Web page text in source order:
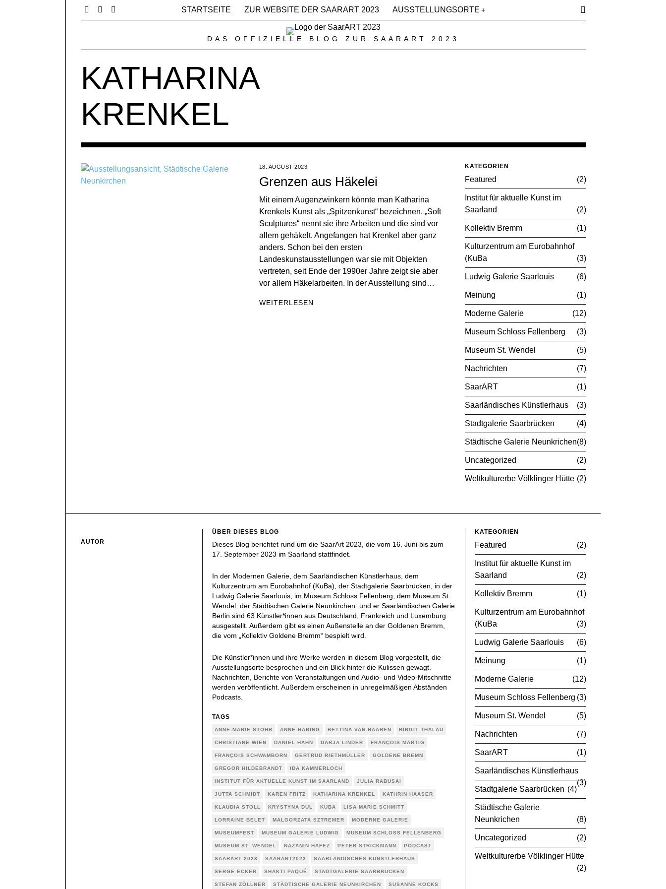
STARTSEITE ZUR WEBSITE DER SAARART 2023 AUSSTELLUNGSORTE
DAS OFFIZIELLE BLOG ZUR SAARART 2023
KATHARINA
KRENKEL
18. AUGUST 2023
Grenzen aus Häkelei
Mit einem Augenzwinkern könnte man Katharina
Krenkels Kunst als „Spitzenkunst“ bezeichnen. „Soft
Sculptures“ nennt sie ihre Arbeiten und die sind vor
allem gehäkelt. Angefangen hat Krenkel aber ganz
anders. Schon bei den ersten
Landeskunstausstellungen war sie mit Objekten
vertreten, seit Ende der 1990er Jahre zeigt sie aber
vor allem Häkelarbeiten. In der Ausstellung sind…
WEITERLESEN
KATEGORIEN
Featured 2
Institut für aktuelle Kunst im
Saarland
2
Kollektiv Bremm 1
Kulturzentrum am Eurobahnhof
(KuBa
3
Ludwig Galerie Saarlouis 6
Meinung 1
Moderne Galerie 12
Museum Schloss Fellenberg 3
Museum St. Wendel 5
Nachrichten 7
SaarART 1
Saarländisches Künstlerhaus 3
Stadtgalerie Saarbrücken 4
Städtische Galerie Neunkrichen 8
Uncategorized 2
Weltkulturerbe Völklinger Hütte 2
AUTOR
ÜBER DIESES BLOG
Dieses Blog berichtet rund um die SaarArt 2023, die vom 16. Juni bis zum
17. September 2023 im Saarland stattfindet.
In der Modernen Galerie, dem Saarländischen Künstlerhaus, dem
Kulturzentrum am Eurobahnhof (KuBa), der Stadtgalerie Saarbrücken, in der
Ludwig Galerie Saarlouis, im Museum Schloss Fellenberg, dem Museum St.
Wendel, der Städtischen Galerie Neunkirchen und er Saarländischen Galerie
Berlin sind 63 Künstler*innen aus Deutschland, Frankreich und Luxemburg
ausgestellt. Außerdem gibt es einen Außenstelle an der Goldenen Bremm,
die vom „Kollektiv Goldene Bremm“ bespielt wird.
Die Künstler*innen und ihre Werke werden in diesem Blog vorgestellt, die
Ausstellungsorte besprochen und ein Blick hinter die Kulissen gewagt.
Nachrichten, Berichte von Veranstaltungen und Audio- und Video-Mitschnitte
werden veröffentlicht. Außerdem erscheinen in unregelmäßigen Abständen
Podcasts.
TAGS
ANNE-MARIE STÖHR ANNE HARING BETTINA VAN HAAREN BIRGIT THALAU
CHRISTIANE WIEN DANIEL HAHN DARJA LINDER FRANÇOIS MARTIG
FRANÇOIS SCHWAMBORN GERTRUD RIETHMÜLLER GOLDENE BREMM
GREGOR HILDEBRANDT IDA KAMMERLOCH
INSTITUT FÜR AKTUELLE KUNST IM SAARLAND JULIA RABUSAI
JUTTA SCHMIDT KAREN FRITZ KATHARINA KRENKEL KATHRIN HAASER
KLAUDIA STOLL KRYSTYNA DUL KUBA LISA MARIE SCHMITT
LORRAINE BELET MALGORZATA SZTREMER MODERNE GALERIE
MUSEUMFEST MUSEUM GALERIE LUDWIG MUSEUM SCHLOSS FELLENBERG
MUSEUM ST. WENDEL NAZANIN HAFEZ PETER STRICKMANN PODCAST
SAARART 2023 SAARART2023 SAARLÄNDISCHES KÜNSTLERHAUS
SERGE ECKER SHAKTI PAQUÉ STADTGALERIE SAARBRÜCKEN
STEFAN ZÖLLNER STÄDTISCHE GALERIE NEUNKIRCHEN SUSANNE KOCKS
KATEGORIEN
Featured 2
Institut für aktuelle Kunst im
Saarland
2
Kollektiv Bremm 1
Kulturzentrum am Eurobahnhof
(KuBa
3
Ludwig Galerie Saarlouis 6
Meinung 1
Moderne Galerie 12
Museum Schloss Fellenberg 3
Museum St. Wendel 5
Nachrichten 7
SaarART 1
Saarländisches Künstlerhaus
3
Stadtgalerie Saarbrücken 4
Städtische Galerie
Neunkrichen
8
Uncategorized 2
Weltkulturerbe Völklinger Hütte
2